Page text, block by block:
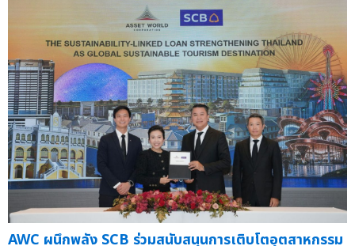
AWC ผนึกพลัง SCB ร่วมสนับสนุนการเติบโตอุตสาหกรรม